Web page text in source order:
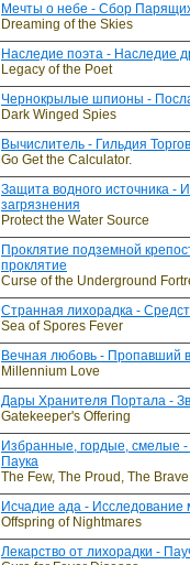
Мечты о небе - Сбор
Dreaming of the Skies
Наследие поэта - Наследие
Legacy of the Poet
Чернокрылые шпионы -
Dark Winged Spies
Вычислитель - Гильдия
Go Get the Calculator.
Защита водного источника -
загрязнения
Protect the Water Source
Проклятие подземной
проклятие
Curse of the Underground
Странная лихорадка -
Sea of Spores Fever
Вечная любовь - Пропавший
Millennium Love
Дары Хранителя Портала -
Gatekeeper's Offering
Избранные, гордые, смелые -
Паука
The Few, The Proud, The Brave
Исчадие ада - Исследование
Offspring of Nightmares
Лекарство от лихорадки -